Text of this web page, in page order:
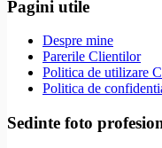
Pagini utile
Despre mine
Parerile Clientilor
Politica de utilizare
Politica de
Sedinte foto